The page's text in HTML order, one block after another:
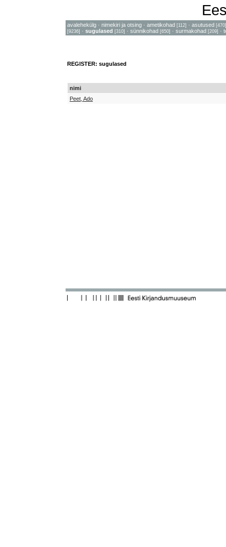
avalehekülg · nimekiri ja otsing · ametikohad [112] · asutused [470]
[9236] · sugulased [310] · sünnikohad [650] · surmakohad [209] ·
REGISTER: sugulased
nimi
Peet, Ado